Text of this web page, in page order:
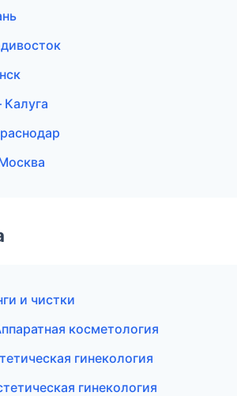
и чистки
косметология
гинекология
гинекология